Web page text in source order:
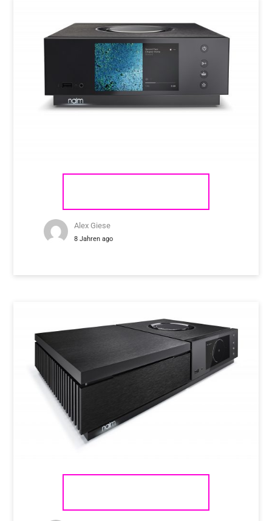
Alex Giese
8 Jahren ago